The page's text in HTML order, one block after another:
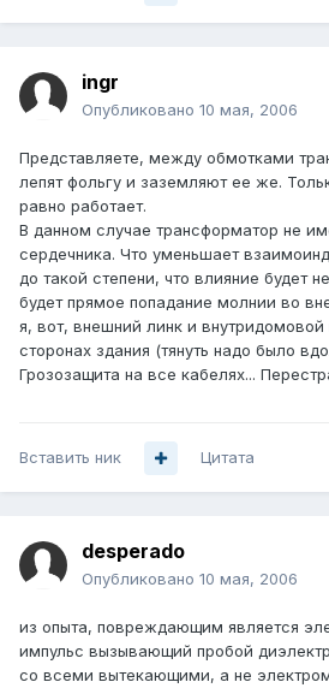
ingr
Опубликовано 10 мая, 2006
Представляете, между обмотками
лепят фольгу и заземляют ее же.
равно работает.
В данном случае трансформатор не
сердечника. Что уменьшает
до такой степени, что влияние будет
будет прямое попадание молнии во
я, вот, внешний линк и внутридомовой
сторонах здания (тянуть надо было
Грозозащита на все кабелях...
Вставить ник Цитата
desperado
Опубликовано 10 мая, 2006
из опыта, повреждающим является
импульс вызывающий пробой
со всеми вытекающими, а не